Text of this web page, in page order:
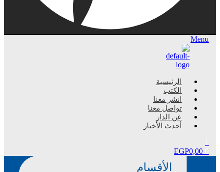
Menu
الرئيسية
الكتب
انشر معنا
تواصل معنا
عن الدار
أحدث الأخبار
EGP0,00
الأقسام